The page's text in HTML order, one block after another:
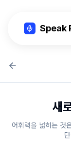
Speak
새
어휘력을 넓히는 것